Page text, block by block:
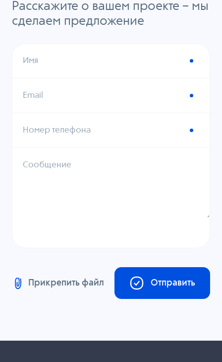
Расскажите о вашем проекте – мы
сделаем предложение
Имя
Email
Номер телефона
Сообщение
Прикрепить файл Отправить